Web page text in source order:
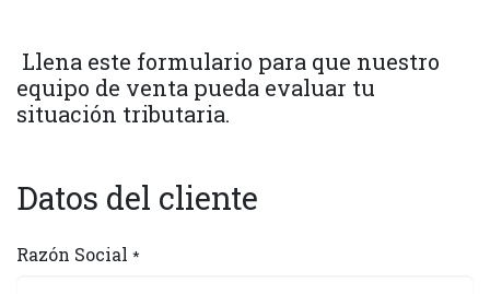
Llena este formulario para que nuestro
equipo de venta pueda evaluar tu
situación tributaria.
Datos del cliente
Razón Social *